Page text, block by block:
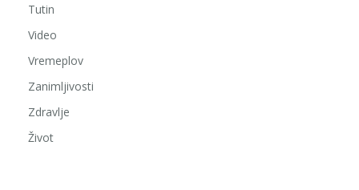
Tutin
Video
Vremeplov
Zanimljivosti
Zdravlje
Život